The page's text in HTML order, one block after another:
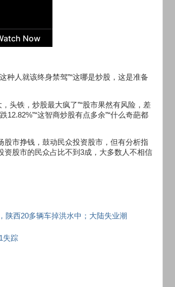
种人就该终身禁驾”“这哪是炒股，这是准备
头铁，炒股最大疯了”“股市果然有风险，差
12.82%”“这智商炒股有点多余”“什么奇葩都
股市挣钱，鼓动民众投资股市，但有分析指
股市的民众占比不到3成，大多数人不相信
陕西20多辆车掉洪水中；大陆失业潮
失踪